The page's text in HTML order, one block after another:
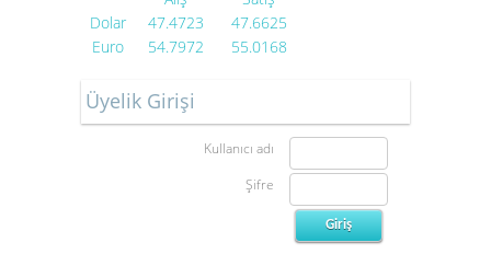
Dolar
47.4723
47.6625
Euro
54.7972 55.0168
Üyelik Girişi
Kullanıcı adı
Şifre